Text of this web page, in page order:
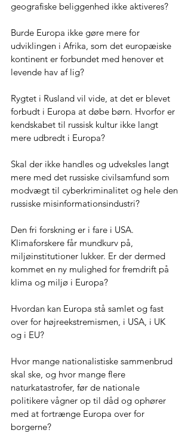
geografiske beliggenhed ikke aktiveres?
Burde Europa ikke gøre mere for
udviklingen i Afrika, som det europæiske
kontinent er forbundet med henover et
levende hav af lig?
Rygtet i Rusland vil vide, at det er blevet
forbudt i Europa at døbe børn. Hvorfor er
kendskabet til russisk kultur ikke langt
mere udbredt i Europa?
Skal der ikke handles og udveksles langt
mere med det russiske civilsamfund som
modvægt til cyberkriminalitet og hele den
russiske misinformationsindustri?
Den fri forskning er i fare i USA.
Klimaforskere får mundkurv på,
miljøinstitutioner lukker. Er der dermed
kommet en ny mulighed for fremdrift på
klima og miljø i Europa?
Hvordan kan Europa stå samlet og fast
over for højreekstremismen, i USA, i UK
og i EU?
Hvor mange nationalistiske sammenbrud
skal ske, og hvor mange flere
naturkatastrofer, før de nationale
politikere vågner op til dåd og ophører
med at fortrænge Europa over for
borgerne?